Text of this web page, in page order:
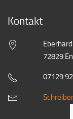
Kontakt
72829
07129